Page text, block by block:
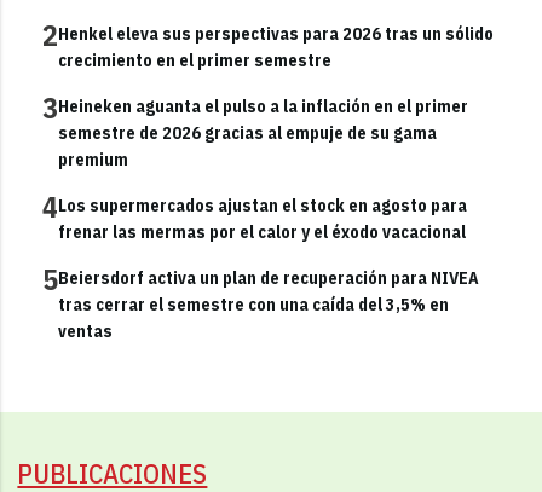
2Henkel eleva sus perspectivas para 2026 tras un sólido
crecimiento en el primer semestre
3Heineken aguanta el pulso a la inflación en el primer
semestre de 2026 gracias al empuje de su gama
premium
4Los supermercados ajustan el stock en agosto para
frenar las mermas por el calor y el éxodo vacacional
5Beiersdorf activa un plan de recuperación para NIVEA
tras cerrar el semestre con una caída del 3,5% en
ventas
PUBLICACIONES